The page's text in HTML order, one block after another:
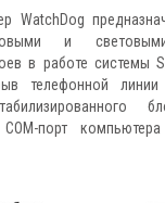
WatchDog
и
в работе системы
телефонной
порт